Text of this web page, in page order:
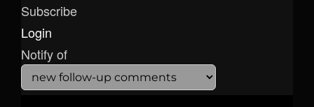
Subscribe
Login
Notify of